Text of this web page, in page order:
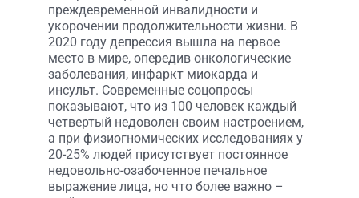
преждевременной инвалидности и
укорочении продолжительности жизни. В
2020 году депрессия вышла на первое
место в мире, опередив онкологические
заболевания, инфаркт миокарда и
инсульт. Современные соцопросы
показывают, что из 100 человек каждый
четвертый недоволен своим настроением,
а при физиогномических исследованиях у
20-25% людей присутствует постоянное
недовольно-озабоченное печальное
выражение лица, но что более важно –